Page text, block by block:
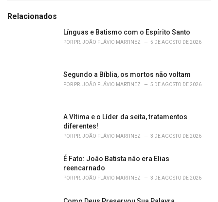
eRelacionados
Línguas e Batismo com o Espírito Santo
POR PR. JOÃO FLÁVIO MARTINEZ 5 DE AGOSTO DE 2026
Segundo a Bíblia, os mortos não voltam
POR PR. JOÃO FLÁVIO MARTINEZ 5 DE AGOSTO DE 2026
A Vítima e o Líder da seita, tratamentos
diferentes!
POR PR. JOÃO FLÁVIO MARTINEZ 3 DE AGOSTO DE 2026
É Fato: João Batista não era Elias
reencarnado
POR PR. JOÃO FLÁVIO MARTINEZ 3 DE AGOSTO DE 2026